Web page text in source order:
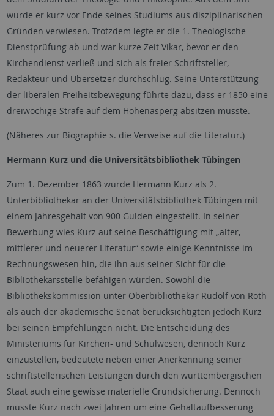
wurde er kurz vor Ende seines Studiums aus disziplinarischen
Gründen verwiesen. Trotzdem legte er die 1. Theologische
Dienstprüfung ab und war kurze Zeit Vikar, bevor er den
Kirchendienst verließ und sich als freier Schriftsteller,
Redakteur und Übersetzer durchschlug. Seine Unterstützung
der liberalen Freiheitsbewegung führte dazu, dass er 1850 eine
dreiwöchige Strafe auf dem Hohenasperg absitzen musste.
(Näheres zur Biographie s. die Verweise auf die Literatur.)
Hermann Kurz und die Universitätsbibliothek Tübingen
Zum 1. Dezember 1863 wurde Hermann Kurz als 2.
Unterbibliothekar an der Universitätsbibliothek Tübingen mit
einem Jahresgehalt von 900 Gulden eingestellt. In seiner
Bewerbung wies Kurz auf seine Beschäftigung mit „alter,
mittlerer und neuerer Literatur“ sowie einige Kenntnisse im
Rechnungswesen hin, die ihn aus seiner Sicht für die
Bibliothekarsstelle befähigen würden. Sowohl die
Bibliothekskommission unter Oberbibliothekar Rudolf von Roth
als auch der akademische Senat berücksichtigten jedoch Kurz
bei seinen Empfehlungen nicht. Die Entscheidung des
Ministeriums für Kirchen- und Schulwesen, dennoch Kurz
einzustellen, bedeutete neben einer Anerkennung seiner
schriftstellerischen Leistungen durch den württembergischen
Staat auch eine gewisse materielle Grundsicherung. Dennoch
musste Kurz nach zwei Jahren um eine Gehaltaufbesserung